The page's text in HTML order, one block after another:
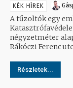
KÉK HÍREK
A tűzoltók egy
Katasztrófavédelem. Robbanás történt egy
négyzetméter
Rákóczi Ferenc
Részletek...